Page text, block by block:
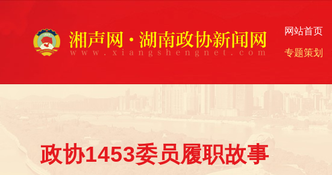
网站首页
专题策划
政协1453委员履职故事